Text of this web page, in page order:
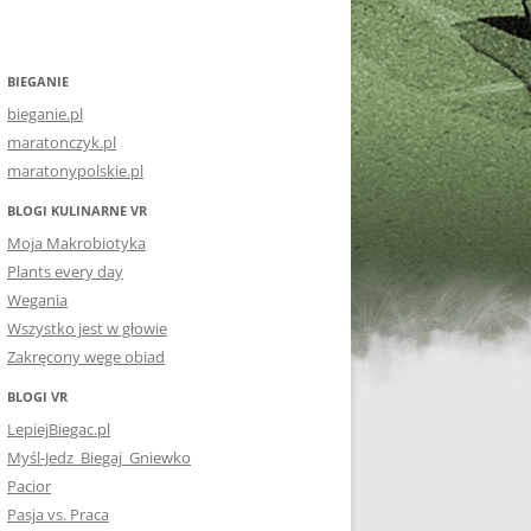
BIEGANIE
bieganie.pl
maratonczyk.pl
maratonypolskie.pl
BLOGI KULINARNE VR
Moja Makrobiotyka
Plants every day
Wegania
Wszystko jest w głowie
Zakręcony wege obiad
BLOGI VR
LepiejBiegac.pl
Myśl-Jedz_Biegaj_Gniewko
Pacior
Pasja vs. Praca